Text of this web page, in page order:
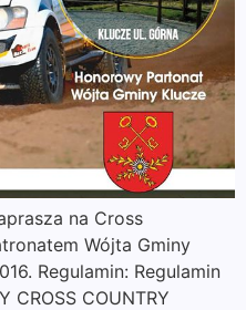
na Cross
Wójta Gminy
Regulamin: Regulamin
CROSS COUNTRY